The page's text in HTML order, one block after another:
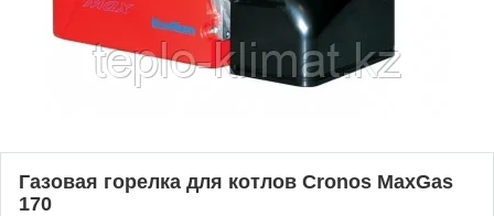
Газовая горелка для котлов Cronos MaxGas
170